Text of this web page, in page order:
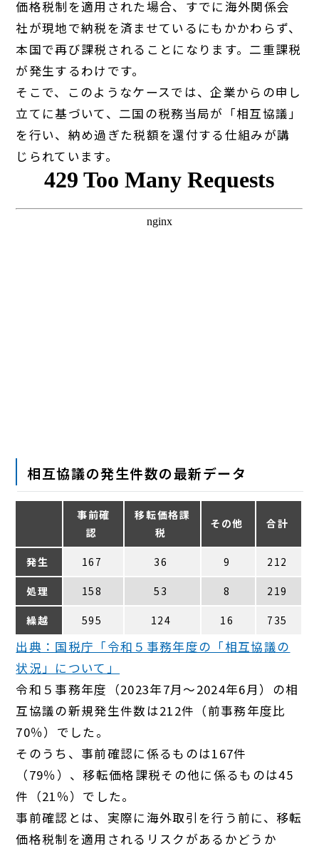
価格税制を適用された場合、すでに海外関係会
社が現地で納税を済ませているにもかかわらず、
本国で再び課税されることになります。二重課税
が発生するわけです。
そこで、このようなケースでは、企業からの申し
立てに基づいて、二国の税務当局が「相互協議」
を行い、納め過ぎた税額を還付する仕組みが講
じられています。
相互協議の発生件数の最新データ
事前確
認
移転価格課
税
その他 合計
発生 167 36 9 212
処理 158 53 8 219
繰越 595 124 16 735
出典：国税庁「令和５事務年度の「相互協議の
状況」について」
令和５事務年度（2023年7月～2024年6月）の相
互協議の新規発生件数は212件（前事務年度比
70％）でした。
そのうち、事前確認に係るものは167件
（79％）、移転価格課税その他に係るものは45
件（21％）でした。
事前確認とは、実際に海外取引を行う前に、移転
価格税制を適用されるリスクがあるかどうか